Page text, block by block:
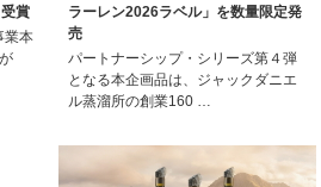
賞
業本
ラーレン2026ラベル」を数量限定発
売
パートナーシップ・シリーズ第４弾
となる本企画品は、ジャックダニエ
ル蒸溜所の創業160 …